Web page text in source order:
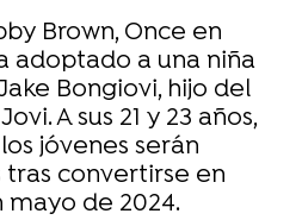
Brown, Once en
adoptado a una niña
Bongiovi, hijo del
A sus 21 y 23 años,
jóvenes serán
convertirse en
de 2024.